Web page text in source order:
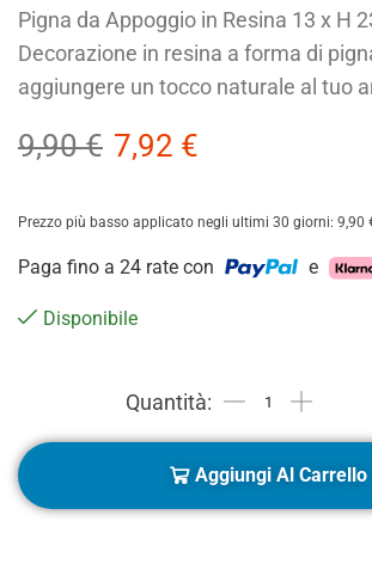
Pigna da Appoggio in Resina 13 x H
Decorazione in resina a forma di
aggiungere un tocco naturale al tuo
9,90€ 7,92 €
Prezzo più basso applicato negli ultimi 30 giorni: 9,90
Paga fino a 24 rate con e
Disponibile
Aggiungi Al Carrello